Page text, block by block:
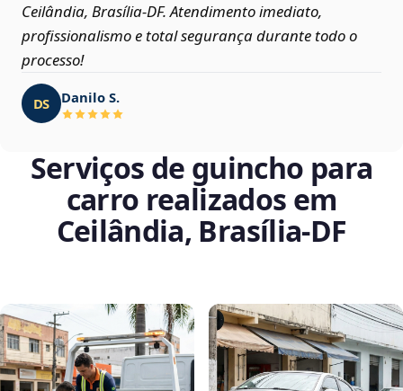
Ceilândia, Brasília‑DF. Atendimento imediato,
profissionalismo e total segurança durante todo o
processo!
DS Danilo S.
Serviços de guincho para
carro realizados em
Ceilândia, Brasília‑DF